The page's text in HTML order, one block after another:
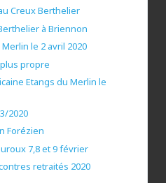
Creux Berthelier
à Briennon
le 2 avril 2020
propre
Etangs du Merlin le
2020
Forézien
7,8 et 9 février
retraités 2020